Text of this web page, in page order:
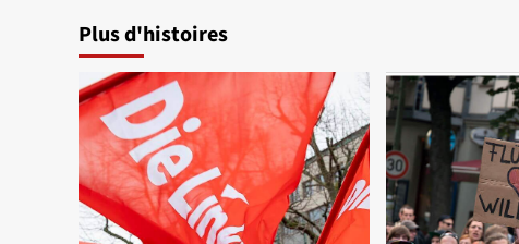
Plus d'histoires